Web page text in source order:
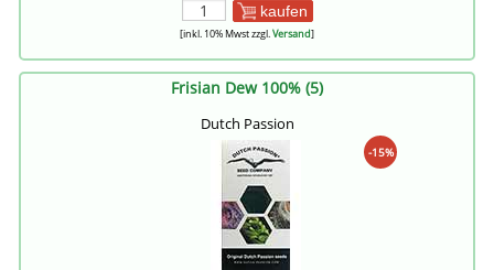
kaufen
[inkl. 10% Mwst zzgl.Versand]
Frisian Dew 100% (5)
Dutch Passion
-15%